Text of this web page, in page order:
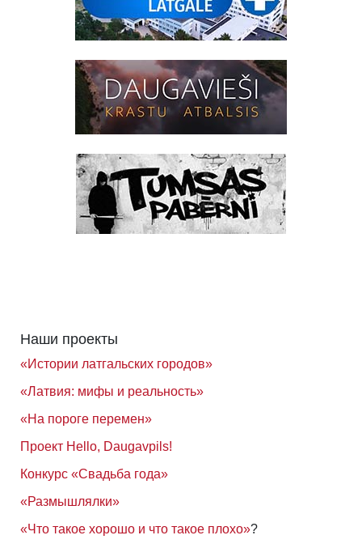
Наши проекты
«Истории латгальских городов»
«Латвия: мифы и реальность»
«На пороге перемен»
Проект Hello, Daugavpils!
Конкурс «Свадьба года»
«Размышлялки»
«Что такое хорошо и что такое плохо»?